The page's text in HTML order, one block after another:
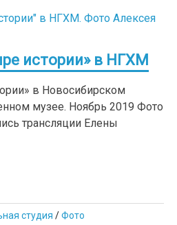
истории» в НГХМ
в Новосибирском
музее. Ноябрь 2019 Фото
трансляции Елены
студия /Фото